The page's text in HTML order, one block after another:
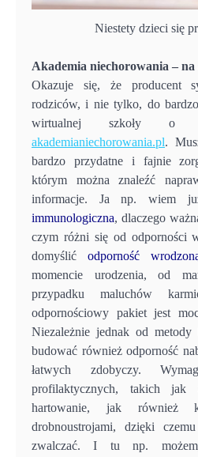
Niestety dzieci się
Akademia niechorowania –
Okazuje się, że producent
rodziców, i nie tylko, do
wirtualnej szkoły o
akademianiechorowania.pl.
bardzo przydatne i fajnie
którym można znaleźć
informacje. Ja np. wiem
immunologiczna, dlaczego
czym różni się od odporności
domyślić odporność
momencie urodzenia, od
przypadku maluchów
odpornościowy pakiet jest
Niezależnie jednak od metody
budować również odporność
łatwych zdobyczy.
profilaktycznych, takich
hartowanie, jak również
drobnoustrojami, dzięki
zwalczać. I tu np.